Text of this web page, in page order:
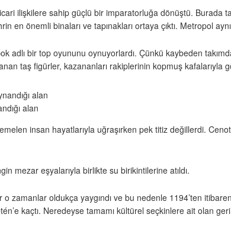
ilişkilere sahip güçlü bir imparatorluğa dönüştü. Burada
en önemli binaları ve tapınakları ortaya çıktı. Metropol
adlı bir top oyununu oynuyorlardı. Çünkü kaybeden
taş figürler, kazananları rakiplerinin kopmuş kafalarıyla
alan
insan hayatlarıyla uğraşırken pek titiz değillerdi.
mezar eşyalarıyla birlikte su birikintilerine atıldı.
zamanlar oldukça yaygındı ve bu nedenle 1194’ten
kaçtı. Neredeyse tamamı kültürel seçkinlere ait olan